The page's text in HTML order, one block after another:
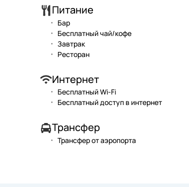
Питание
Бар
Бесплатный чай/кофе
Завтрак
Ресторан
Интернет
Бесплатный Wi-Fi
Бесплатный доступ в интернет
Трансфер
Трансфер от аэропорта